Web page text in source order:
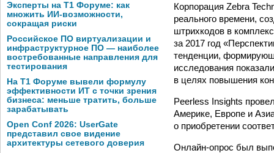
Эксперты на Т1 Форуме: как
множить ИИ-возможности,
сокращая риски
Российское ПО виртуализации и
инфраструктурное ПО — наиболее
востребованные направления для
тестирования
На Т1 Форуме вывели формулу
эффективности ИТ с точки зрения
бизнеса: меньше тратить, больше
зарабатывать
Open Conf 2026: UserGate
представил свое видение
архитектуры сетевого доверия
Корпорация Zebra
реального времени,
штрихкодов в
за 2017 год
тенденции,
исследования
в целях повышения
Peerless Insights
Америке, Европе и
о приобретении
Онлайн-опрос был